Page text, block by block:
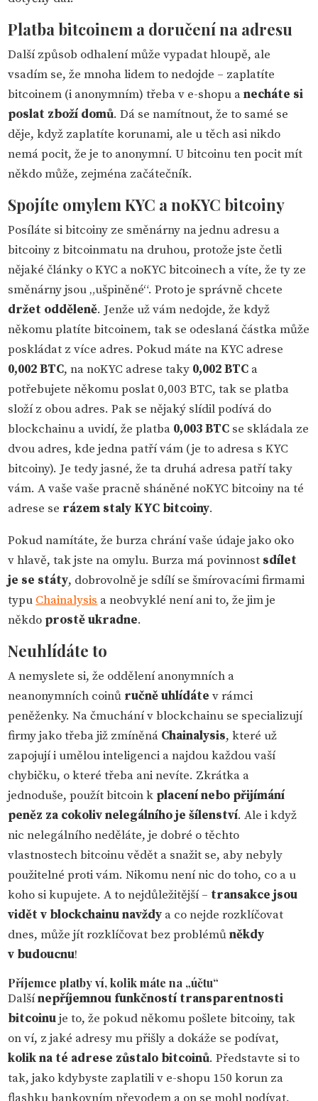
Platba bitcoinem a doručení na adresu
Další způsob odhalení může vypadat hloupě, ale
vsadím se, že mnoha lidem to nedojde – zaplatíte
bitcoinem (i anonymním) třeba v e-shopu anecháte si
poslat zboží domů. Dá se namítnout, že to samé se
děje, když zaplatíte korunami, ale u těch asi nikdo
nemá pocit, že je to anonymní. U bitcoinu ten pocit mít
někdo může, zejména začátečník.
Spojíte omylem KYC a noKYC bitcoiny
Posíláte si bitcoiny ze směnárny na jednu adresu a
bitcoiny z bitcoinmatu na druhou, protože jste četli
nějaké články o KYC a noKYC bitcoinech a víte, že ty ze
směnárny jsou „ušpiněné“. Proto je správně chcete
držet odděleně. Jenže už vám nedojde, že když
někomu platíte bitcoinem, tak se odeslaná částka může
poskládat z více adres. Pokud máte na KYC adrese
0,002 BTC, na noKYC adrese taky 0,002 BTC a
potřebujete někomu poslat 0,003 BTC, tak se platba
složí z obou adres. Pak se nějaký slídil podívá do
blockchainu a uvidí, že platba 0,003 BTC se skládala ze
dvou adres, kde jedna patří vám (je to adresa s KYC
bitcoiny). Je tedy jasné, že ta druhá adresa patří taky
vám. A vaše vaše pracně sháněné noKYC bitcoiny na té
adrese se rázem staly KYC bitcoiny.
Pokud namítáte, že burza chrání vaše údaje jako oko
v hlavě, tak jste na omylu. Burza má povinnost sdílet
je se státy, dobrovolně je sdílí se šmírovacími firmami
typu Chainalysis a neobvyklé není ani to, že jim je
někdo prostě ukradne.
Neuhlídáte to
A nemyslete si, že oddělení anonymních a
neanonymních coinů ručně uhlídáte v rámci
peněženky. Na čmuchání v blockchainu se specializují
firmy jako třeba již zmíněná Chainalysis, které už
zapojují i umělou inteligenci a najdou každou vaší
chybičku, o které třeba ani nevíte. Zkrátka a
jednoduše, použít bitcoin k placení nebo přijímání
peněz za cokoliv nelegálního je šílenství. Ale i když
nic nelegálního neděláte, je dobré o těchto
vlastnostech bitcoinu vědět a snažit se, aby nebyly
použitelné proti vám. Nikomu není nic do toho, co a u
koho si kupujete. A to nejdůležitější – transakce jsou
vidět v blockchainu navždy a co nejde rozklíčovat
dnes, může jít rozklíčovat bez problémůněkdy
v budoucnu!
Příjemce platby ví, kolik máte na „účtu“
Dalšínepříjemnou funkčností transparentnosti
bitcoinuje to, že pokud někomu pošlete bitcoiny, tak
on ví, z jaké adresy mu přišly a dokáže se podívat,
kolik na té adrese zůstalo bitcoinů. Představte si to
tak, jako kdybyste zaplatili v e-shopu 150 korun za